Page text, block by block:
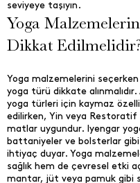
seviyeye taşıyın.
Yoga
Dikkat
Yoga malzemelerini
yoga türü dikkate
yoga türleri için kaymaz
edilirken, Yin veya Restoratif
matlar uygundur. Iyengar
battaniyeler ve bolsterlar
ihtiyaç duyar. Yoga
sağlık hem de çevresel etki
mantar, jüt veya pamuk gibi